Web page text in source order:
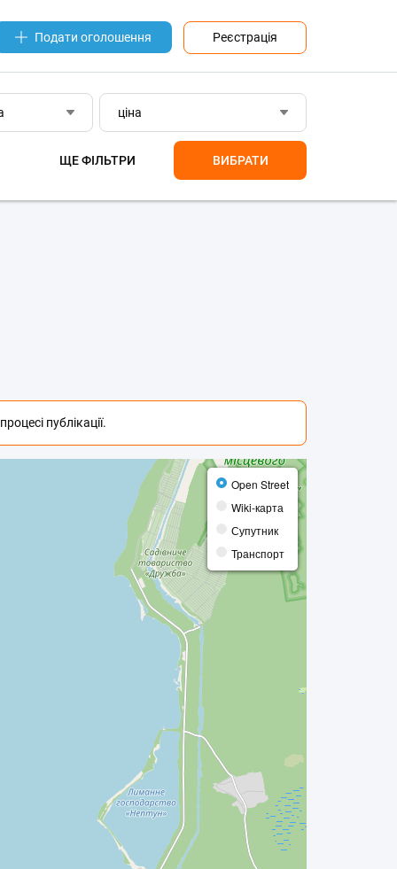
Подати оголошення Реєстрація
ціна
ЩЕ ФІЛЬТРИ ВИБРАТИ
публікації.
Open Street
Wiki-карта
Супутник
Транспорт